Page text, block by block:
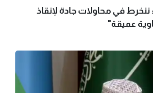
في محاولات جادة لإنقاذ
عميقة"